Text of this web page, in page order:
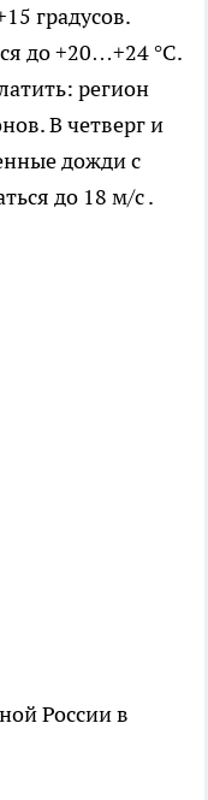
градусов.
до +20…+24 °С.
регион
В четверг и
дожди с
до 18 м/с .
России в